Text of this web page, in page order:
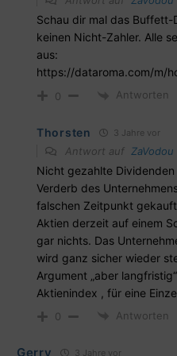
Schau dir mal das
keinen Nicht-Zahler. Alle
aus:
https://dataroma.com/m/
0 Antworten
Thorsten 3 Jahre vor
Antwort auf ZaVodou
Nicht gezahlte
Verderb des
falschen Zeitpunkt
Aktien derzeit auf einem
gar nichts. Das
wird ganz sicher wieder
Argument „aber
Aktienindex , für eine
0 Antworten
Gerry 3 Jahre vor